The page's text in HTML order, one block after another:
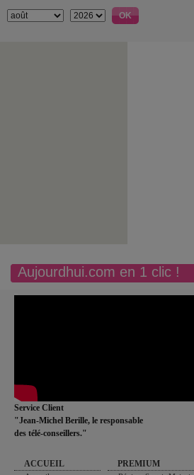
Aujourdhui.com en 1 clic !
Service Client
"Jean-Michel Berille, le responsable
des télé-conseillers."
ACCUEIL PREMIUM